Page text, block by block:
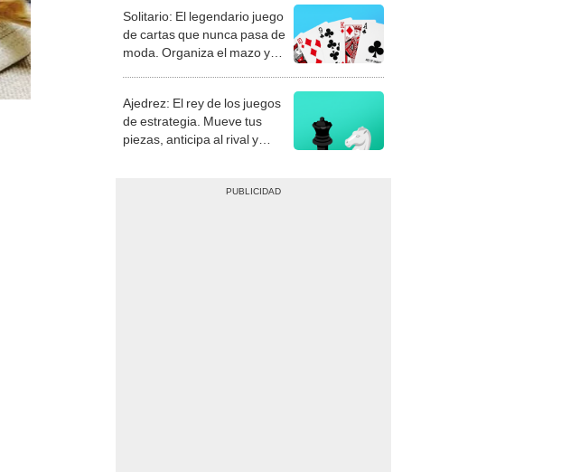
Solitario: El legendario juego
de cartas que nunca pasa de
moda. Organiza el mazo y
Ajedrez: El rey de los juegos
de estrategia. Mueve tus
piezas, anticipa al rival y